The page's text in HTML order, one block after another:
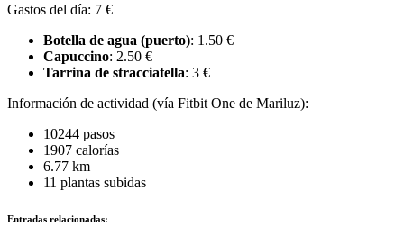
Gastos del día: 7 €
Botella de agua (puerto): 1.50 €
Capuccino: 2.50 €
Tarrina de stracciatella: 3 €
Información de actividad (vía Fitbit One de Mariluz):
10244 pasos
1907 calorías
6.77 km
11 plantas subidas
Entradas relacionadas: